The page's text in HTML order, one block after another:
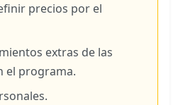
precios por el
extras de las
el programa.